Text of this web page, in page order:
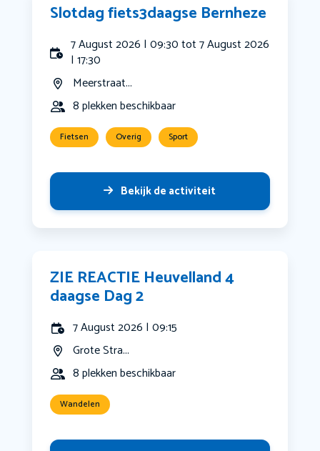
Slotdag fiets3daagse Bernheze
7 August 2026 | 09:30 tot 7 August 2026
| 17:30
Meerstraat...
8 plekken beschikbaar
Fietsen Overig Sport
Bekijk de activiteit
ZIE REACTIE Heuvelland 4
daagse Dag 2
7 August 2026 | 09:15
Grote Stra...
8 plekken beschikbaar
Wandelen